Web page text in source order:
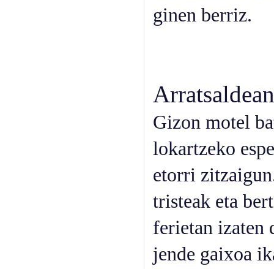
ginen berriz.
Arratsaldean
Gizon motel
lokartzeko
etorri
tristeak eta
ferietan izaten
jende gaixoa